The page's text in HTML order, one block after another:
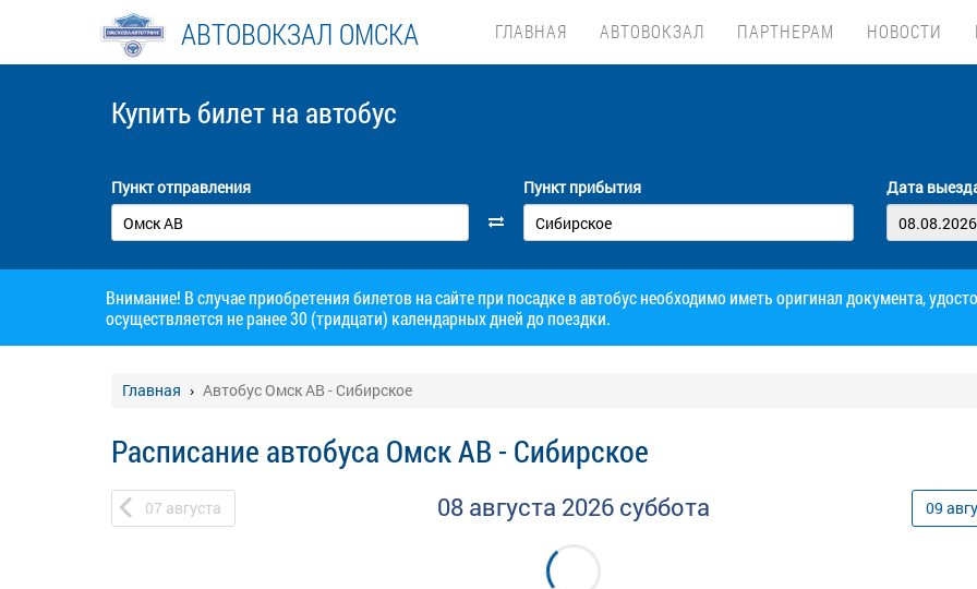
АВТОВОКЗАЛ ОМСКА ГЛАВНАЯ АВТОВОКЗАЛ ПАРТНЕРАМ НОВОСТИ
Купить билет на автобус
Пункт отправления Пункт прибытия Дата
Внимание! В случае приобретения билетов на сайте при посадке в автобус необходимо иметь оригинал документа,
осуществляется не ранее 30 (тридцати) календарных дней до поездки.
Главная Автобус Омск АВ - Сибирское
Расписание автобуса Омск АВ - Сибирское
07 августа 08 августа 2026 суббота 09